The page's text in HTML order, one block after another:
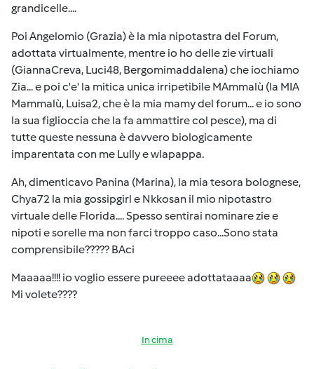
grandicelle....
Poi Angelomio (Grazia) è la mia nipotastra del Forum,
adottata virtualmente, mentre io ho delle zie virtuali
(GiannaCreva, Luci48, Bergomimaddalena) che iochiamo
Zia... e poi c'e' la mitica unica irripetibile MAmmalù (la MIA
Mammalù, Luisa2, che è la mia mamy del forum... e io sono
la sua figlioccia che la fa ammattire col pesce), ma di
tutte queste nessuna è davvero biologicamente
imparentata con me Lully e wlapappa.
Ah, dimenticavo Panina (Marina), la mia tesora bolognese,
Chya72 la mia gossipgirl e Nkkosan il mio nipotastro
virtuale delle Florida.... Spesso sentirai nominare zie e
nipoti e sorelle ma non farci troppo caso...Sono stata
comprensibile????? BAci
Maaaaa!!!! io voglio essere pureeee adottataaaa
Mi volete????
In cima